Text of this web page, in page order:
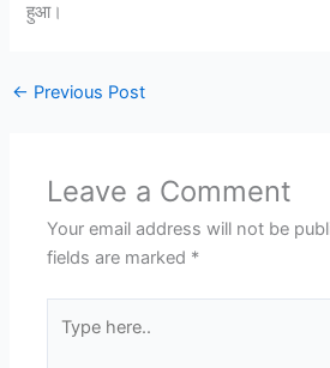
हुआ।
← Previous Post
Leave a Comment
Your email address will not be
fields are marked *
here..